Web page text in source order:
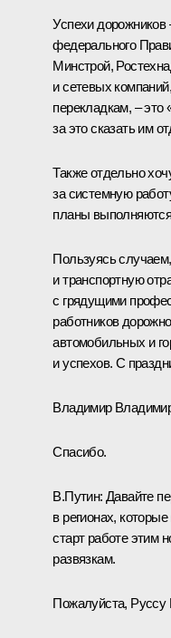
Успехи дорожников
федерального
Минстрой,
и сетевых
перекладкам, – это
за это сказать им
Также отдельно
за системную
планы
Пользуясь
и транспортную
с грядущими
работников
автомобильных и
и успехов. С
Владимир
Спасибо.
В.Путин: Давайте
в регионах,
старт работе этим
развязкам.
Пожалуйста, Руссу